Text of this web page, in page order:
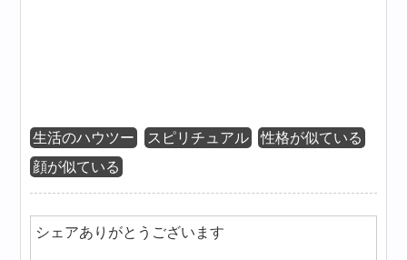
生活のハウツー スピリチュアル
性格が似ている
顔が似ている
シェアありがとうございます